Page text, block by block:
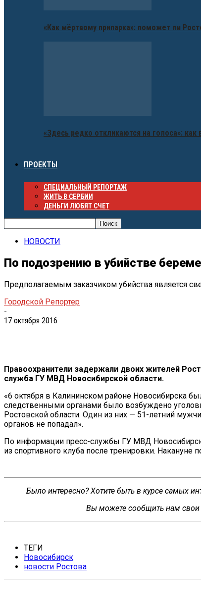
«Как мёртвому припарка»: поможет ли
«Здесь редко откликаются на голоса»:
ПРОЕКТЫ
СПЕЦИАЛЬНЫЙ РЕПОРТАЖ
ЖИТЬ В СЕРБИИ
ДЕНЬГИ ЛЮБЯТ СЧЕТ
НОВОСТИ
По подозрению в убийстве
Предполагаемым заказчиком убийства является
Городской Репортер
-
17 октября 2016
Правоохранители задержали двоих жителей
служба ГУ МВД Новосибирской области.
«6 октября в Калининском районе Новосибирска
следственными органами было возбуждено
Ростовской области. Один из них — 51-летний
органов не попадал».
По информации пресс-службы ГУ МВД
из спортивного клуба после тренировки.
Было интересно? Хотите быть в курсе самых
Вы можете сообщить нам свои
ТЕГИ
Новосибирск
новости Ростова